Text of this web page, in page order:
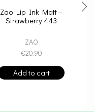
Zao Lip Ink Matt –
Strawberry 443
ZAO
€20.90
Add to cart